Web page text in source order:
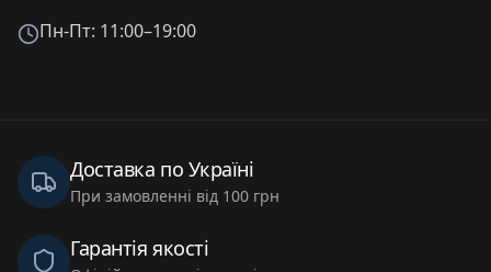
Пн-Пт: 11:00–19:00
Доставка по Україні
При замовленні від 100 грн
Гарантія якості